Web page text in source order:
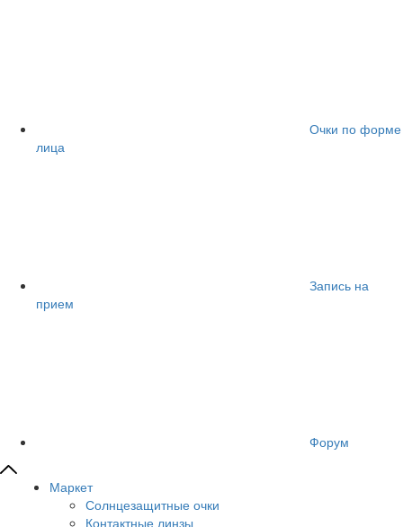
Очки по форме
лица
Запись на
прием
Форум
Маркет
Солнцезащитные очки
Контактные линзы